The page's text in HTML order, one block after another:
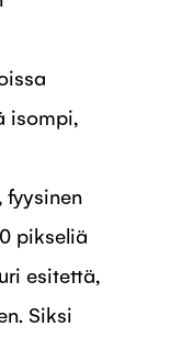
isompi,
fyysinen
pikseliä
esitettä,
Siksi